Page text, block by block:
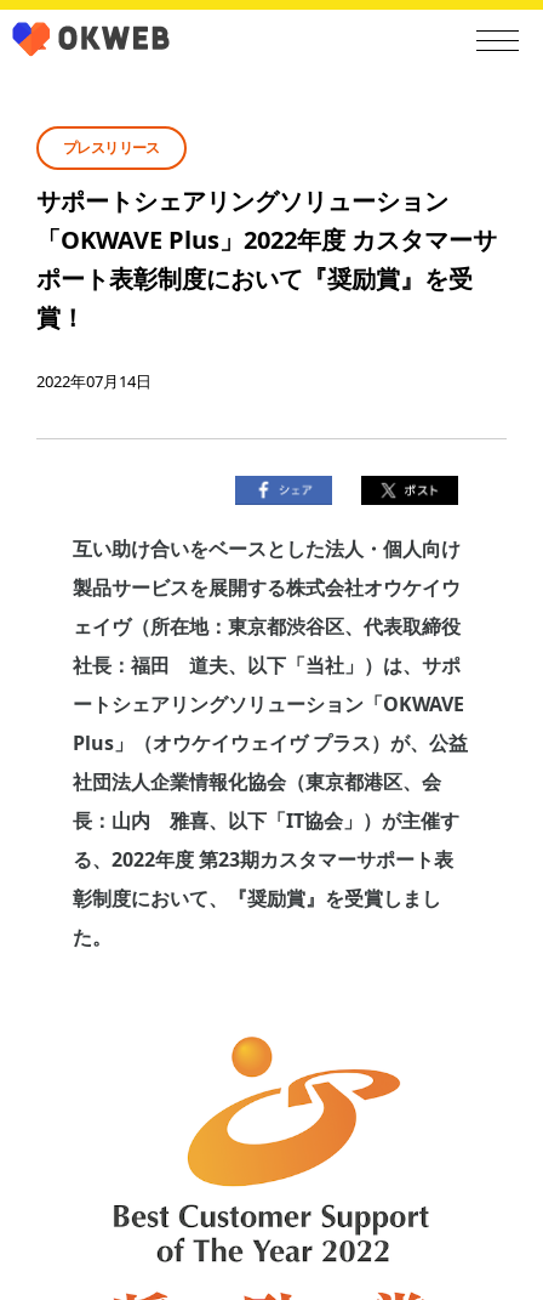
プレスリリース
サポートシェアリングソリューション
「OKWAVE Plus」2022年度 カスタマーサ
ポート表彰制度において『奨励賞』を受
賞！
2022年07月14日
互い助け合いをベースとした法人・個人向け
製品サービスを展開する株式会社オウケイウ
ェイヴ（所在地：東京都渋谷区、代表取締役
社長：福田 道夫、以下「当社」）は、サポ
ートシェアリングソリューション「OKWAVE
Plus」（オウケイウェイヴ プラス）が、公益
社団法人企業情報化協会（東京都港区、会
長：山内 雅喜、以下「IT協会」）が主催す
る、2022年度 第23期カスタマーサポート表
彰制度において、『奨励賞』を受賞しまし
た。